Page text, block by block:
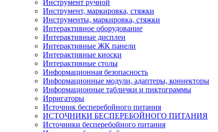
Инструмент ручной
Инструмент, маркировка, стяжки
Инструменты, маркировка, стяжки
Интерактивное оборудование
Интерактивные дисплеи
Интерактивные ЖК панели
Интерактивные киоски
Интерактивные столы
Информационная безопасность
Информационные модули, адаптеры, коннекторы
Информационные таблички и пиктограммы
Ирригаторы
Источник бесперебойного питания
ИСТОЧНИКИ БЕСПЕРЕБОЙНОГО ПИТАНИЯ
Источники бесперебойного питания